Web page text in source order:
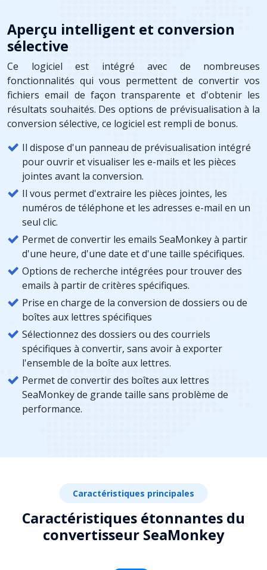
Aperçu intelligent et conversion
sélective
Ce logiciel est intégré avec de nombreuses
fonctionnalités qui vous permettent de convertir vos
fichiers email de façon transparente et d'obtenir les
résultats souhaités. Des options de prévisualisation à la
conversion sélective, ce logiciel est rempli de bonus.
Il dispose d'un panneau de prévisualisation intégré
pour ouvrir et visualiser les e-mails et les pièces
jointes avant la conversion.
Il vous permet d'extraire les pièces jointes, les
numéros de téléphone et les adresses e-mail en un
seul clic.
Permet de convertir les emails SeaMonkey à partir
d'une heure, d'une date et d'une taille spécifiques.
Options de recherche intégrées pour trouver des
emails à partir de critères spécifiques.
Prise en charge de la conversion de dossiers ou de
boîtes aux lettres spécifiques
Sélectionnez des dossiers ou des courriels
spécifiques à convertir, sans avoir à exporter
l'ensemble de la boîte aux lettres.
Permet de convertir des boîtes aux lettres
SeaMonkey de grande taille sans problème de
performance.
Caractéristiques principales
Caractéristiques étonnantes du
convertisseur SeaMonkey